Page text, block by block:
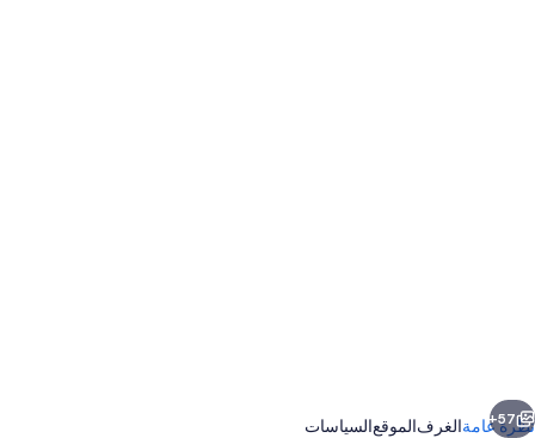
التالي
57+
نظرة عامةالغرفالموقعالسياسات